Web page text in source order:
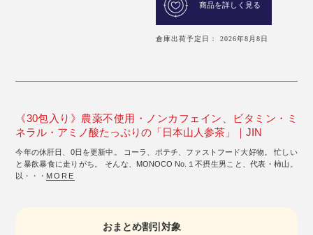
商品を詳しく見る
倉庫出荷予定日： 2026年8月8日
《30包入り》農薬不使用・ノンカフェイン、ビタミン・ミ
ネラル・アミノ酸たっぷりの「日本山人参茶」｜JIN
今年の休肝日、0日を更新中。 コーラ、ポテチ、ファストフード大好物。 忙しい
と暴飲暴食に走りがち。 そんな、MONOCO No.１不摂生男こと、代表・柿山。
以・・・ MORE
おまとめ割引対象